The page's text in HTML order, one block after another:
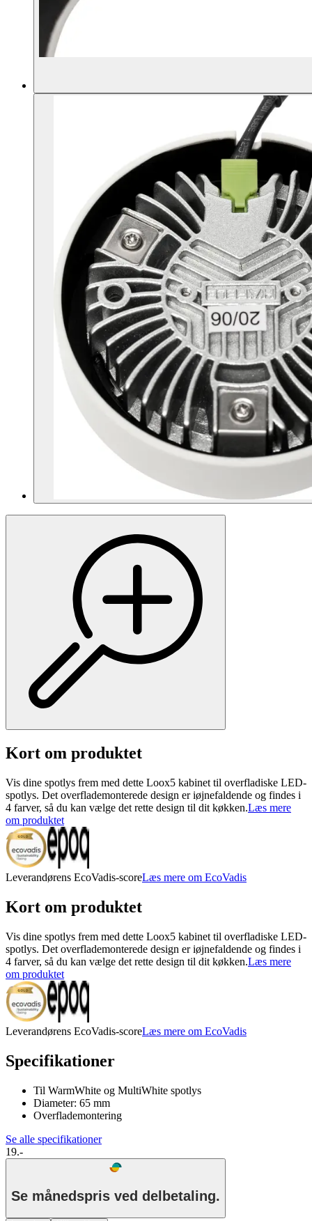
Kort om produktet
Vis dine spotlys frem med dette Loox5 kabinet til overfladiske LED-
spotlys. Det overflademonterede design er iøjnefaldende og findes i
4 farver, så du kan vælge det rette design til dit køkken.Læs mere
om produktet
Leverandørens EcoVadis-scoreLæs mere om EcoVadis
Kort om produktet
Vis dine spotlys frem med dette Loox5 kabinet til overfladiske LED-
spotlys. Det overflademonterede design er iøjnefaldende og findes i
4 farver, så du kan vælge det rette design til dit køkken.Læs mere
om produktet
Leverandørens EcoVadis-scoreLæs mere om EcoVadis
Specifikationer
Til WarmWhite og MultiWhite spotlys
Diameter: 65 mm
Overflademontering
Se alle specifikationer
19.-
Se månedspris ved delbetaling.